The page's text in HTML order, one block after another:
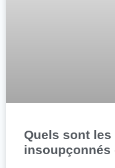
Quels sont
insoupçonnés